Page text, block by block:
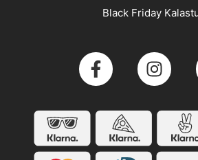
Black Friday